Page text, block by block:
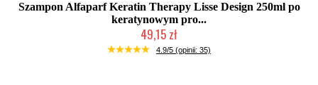
Szampon Alfaparf Keratin Therapy Lisse Design 250ml po
keratynowym pro...
49,15 zł
Duża ilość (wysyłka w 24h)
4.9/5 (opinii: 35)